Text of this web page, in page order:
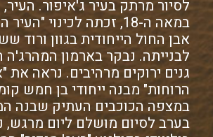
לסיור מרתק בעיר ג'איפור.
במאה ה-18, זכתה לכינוי
אבן החול הייחודית בגוון ורוד
לבנייתה. נבקר בארמון
גנים ירוקים מרהיבים. נראה את
הרוחות" מבנה ייחודי בן חמש
במצפה הכוכבים העתיק שבנה
בערב לסיום מושלם ליום מרגש,